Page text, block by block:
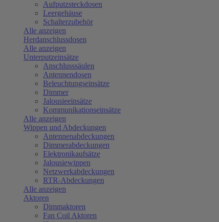
Aufputzsteckdosen
Leergehäuse
Schalterzubehör
Alle anzeigen
Herdanschlussdosen
Alle anzeigen
Unterputzeinsätze
Anschlusssäulen
Antennendosen
Beleuchtungseinsätze
Dimmer
Jalousieeinsätze
Kommunikationseinsätze
Alle anzeigen
Wippen und Abdeckungen
Antennenabdeckungen
Dimmerabdeckungen
Elektronikaufsätze
Jalousiewippen
Netzwerkabdeckungen
RTR-Abdeckungen
Alle anzeigen
Aktoren
Dimmaktoren
Fan Coil Aktoren